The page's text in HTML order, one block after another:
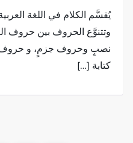
يُقسَّم الكلام في اللغة
وتتنوَّع الحروف بين
نصبٍ وحروف جزمٍ، و حروف
كتابة […]